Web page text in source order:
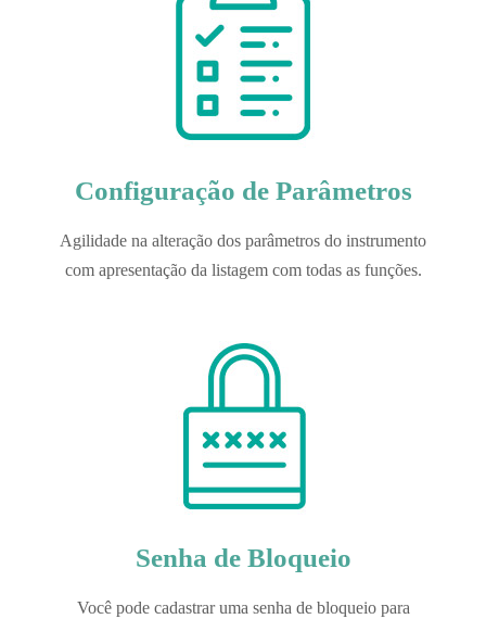
Configuração de Parâmetros
Agilidade na alteração dos parâmetros do instrumento
com apresentação da listagem com todas as funções.
Senha de Bloqueio
Você pode cadastrar uma senha de bloqueio para